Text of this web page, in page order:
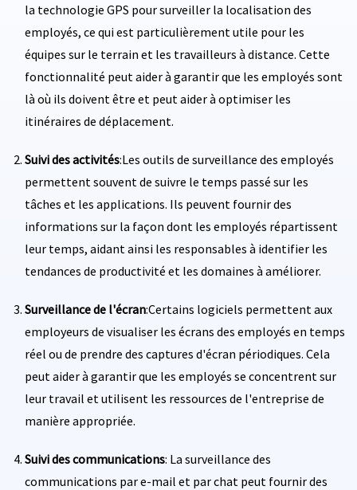
la technologie GPS pour surveiller la localisation des
employés, ce qui est particulièrement utile pour les
équipes sur le terrain et les travailleurs à distance. Cette
fonctionnalité peut aider à garantir que les employés sont
là où ils doivent être et peut aider à optimiser les
itinéraires de déplacement.
Suivi des activités:Les outils de surveillance des employés
permettent souvent de suivre le temps passé sur les
tâches et les applications. Ils peuvent fournir des
informations sur la façon dont les employés répartissent
leur temps, aidant ainsi les responsables à identifier les
tendances de productivité et les domaines à améliorer.
Surveillance de l'écran:Certains logiciels permettent aux
employeurs de visualiser les écrans des employés en temps
réel ou de prendre des captures d'écran périodiques. Cela
peut aider à garantir que les employés se concentrent sur
leur travail et utilisent les ressources de l'entreprise de
manière appropriée.
Suivi des communications: La surveillance des
communications par e-mail et par chat peut fournir des